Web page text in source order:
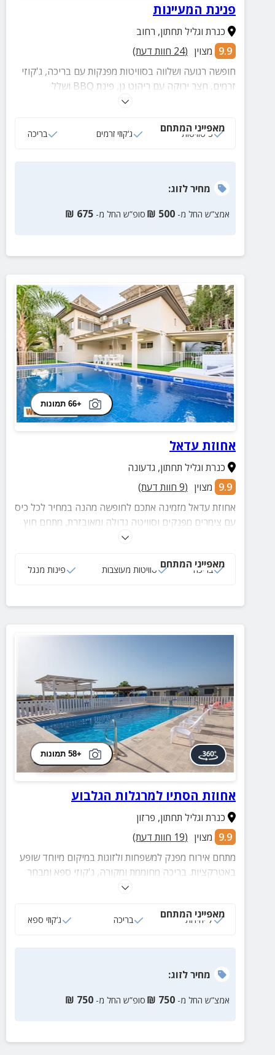
פנינת המעיינות
כנרת וגליל תחתון, רחוב
9.9 מצוין (
24 חוות דעת)
חופשה רגועה ושלווה בסוויטות מפנקות עם בריכה, ג'קוזי
זרמים, חצר ירוקה עם ריהוט גן, פינת BBQ ושלל
אטרקציות בסביבה שעליהן נשמח להמליץ!
מאפייני המתחם
3 סוויטות ג‘קוזי זרמים בריכה
מחירלזוג:
אמצ”ש החל מ- 500
₪ סופ”ש החל מ- 675
₪
+66 תמונות
אחוזת עדאל
כנרת וגליל תחתון, גדעונה
9.9 מצוין (
9 חוות דעת)
אחוזת עדאל מזמינה אתכם לחופשה מהנה במחיר לכל כיס
עם צימרים מפנקים וסוויטה גדולה ומאובזרת, מתחם חוץ
מאפייני המתחם
בריכה סוויטות מעוצבות פינות מנגל
+58 תמונות
אחוזת הסתיו למרגלות הגלבוע
כנרת וגליל תחתון, פרזון
9.9 מצוין (
19 חוות דעת)
מתחם אירוח מפנק למשפחות ולזוגות במיקום מיוחד שופע
באטרקציות. בריכה מחוממת ומקורה, ג'קוזי ספא ומבחר
מאפייני המתחם
7 יחידות בריכה ג‘קוזי ספא
מחירלזוג:
אמצ”ש החל מ- 750
₪ סופ”ש החל מ- 750
₪